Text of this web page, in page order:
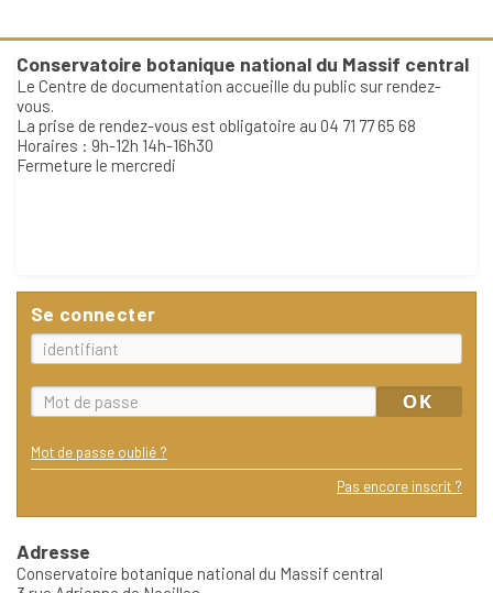
Conservatoire botanique national du Massif central
Le Centre de documentation accueille du public sur rendez-
vous.
La prise de rendez-vous est obligatoire au 04 71 77 65 68
Horaires : 9h-12h 14h-16h30
Fermeture le mercredi
Se connecter
Mot de passe oublié ?
Pas encore inscrit ?
Adresse
Conservatoire botanique national du Massif central